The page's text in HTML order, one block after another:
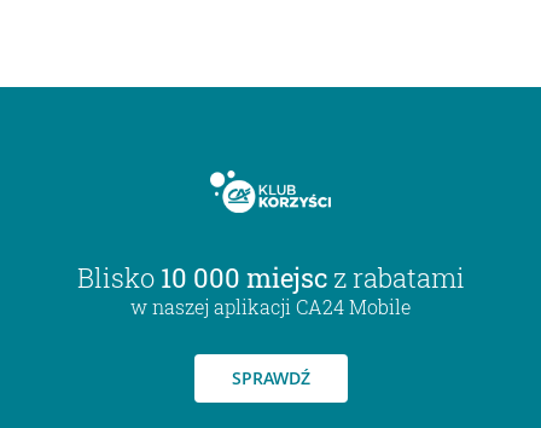
Blisko 10 000 miejsc z rabatami
w naszej aplikacji CA24 Mobile
SPRAWDŹ